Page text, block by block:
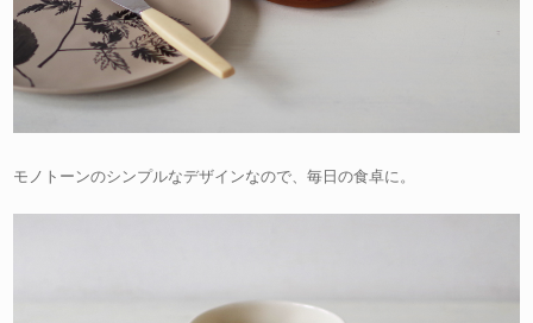
モノトーンのシンプルなデザインなので、毎日の食卓に。